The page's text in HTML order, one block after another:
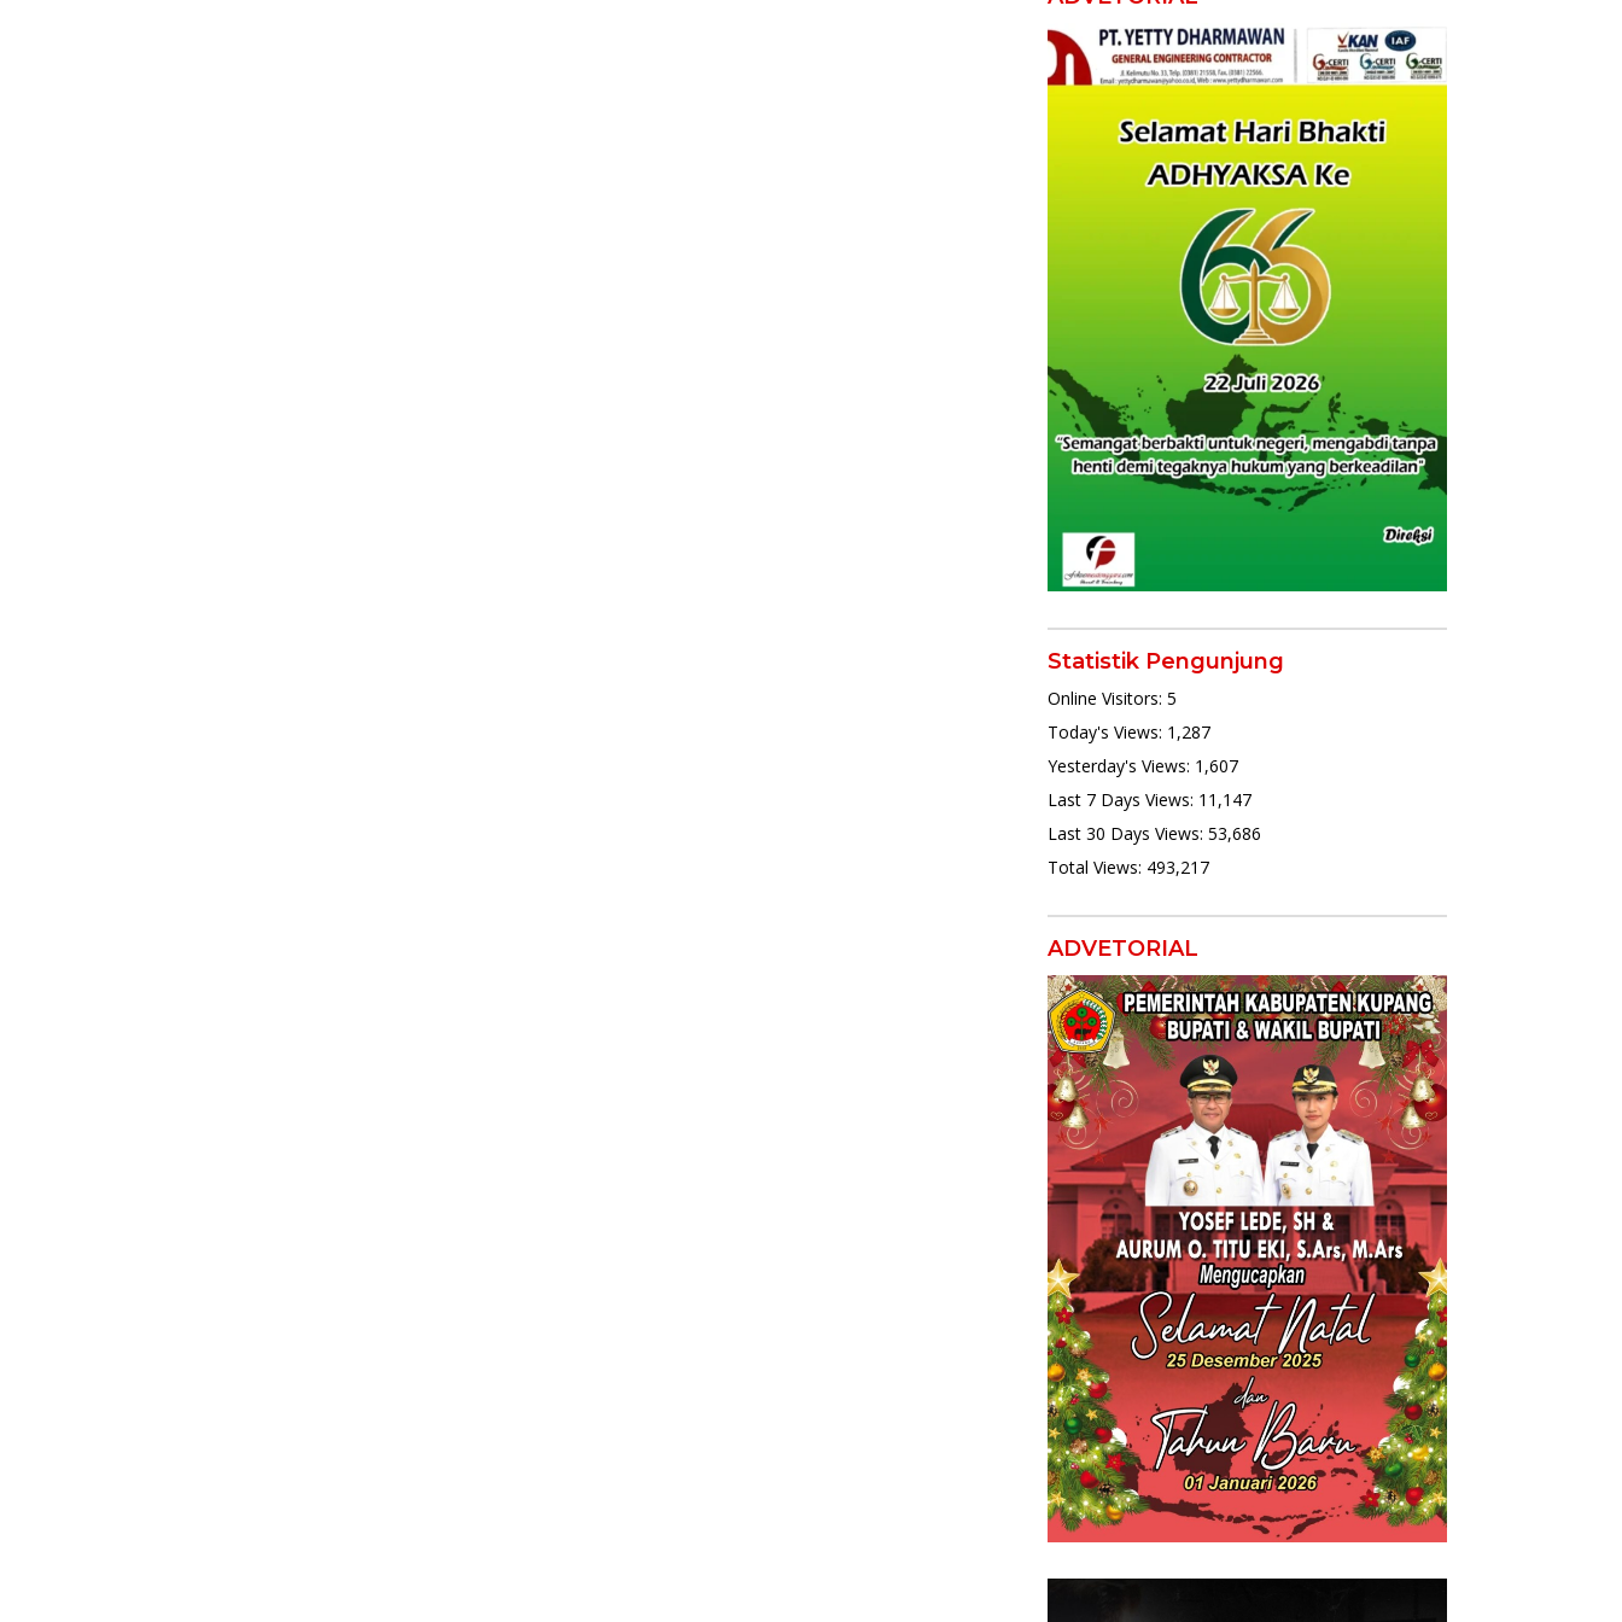
Statistik Pengunjung
Online Visitors: 5
Today's Views: 1,287
Yesterday's Views: 1,607
Last 7 Days Views: 11,147
Last 30 Days Views: 53,686
Total Views: 493,217
ADVETORIAL